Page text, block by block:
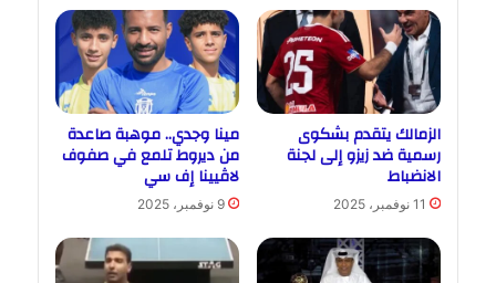
الزمالك يتقدم بشكوى
رسمية ضد زيزو إلى لجنة
الانضباط
11 نوفمبر، 2025
مينا وجدي.. موهبة صاعدة
من ديروط تلمع في صفوف
لاڤيينا إف سي
9 نوفمبر، 2025